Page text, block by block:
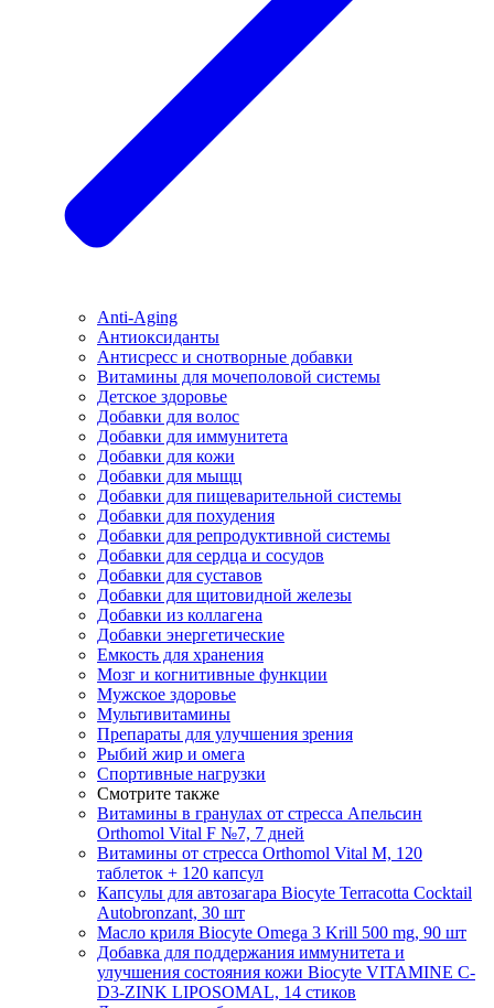
Anti-Aging
Антиоксиданты
Антисресс и снотворные добавки
Витамины для мочеполовой системы
Детское здоровье
Добавки для волос
Добавки для иммунитета
Добавки для кожи
Добавки для мыщц
Добавки для пищеварительной системы
Добавки для похудения
Добавки для репродуктивной системы
Добавки для сердца и сосудов
Добавки для суставов
Добавки для щитовидной железы
Добавки из коллагена
Добавки энергетические
Емкость для хранения
Мозг и когнитивные функции
Мужское здоровье
Мультивитамины
Препараты для улучшения зрения
Рыбий жир и омега
Спортивные нагрузки
Смотрите также
Витамины в гранулах от стресса Апельсин
Orthomol Vital F №7, 7 дней
Витамины от стресса Orthomol Vital M, 120
таблеток + 120 капсул
Капсулы для автозагара Biocyte Terracotta Cocktail
Autobronzant, 30 шт
Масло криля Biocyte Omega 3 Krill 500 mg, 90 шт
Добавка для поддержания иммунитета и
улучшения состояния кожи Biocyte VITAMINE C-
D3-ZINK LIPOSOMAL, 14 стиков